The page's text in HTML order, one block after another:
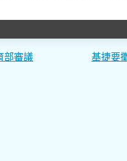
部審議 基捷要